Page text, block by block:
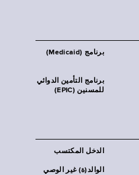
برنامج (Medicaid)
برنامج التأمين الدوائي
للمسنين (EPIC)
الدخل المكتسب
الوالد(ة) غير الوصي